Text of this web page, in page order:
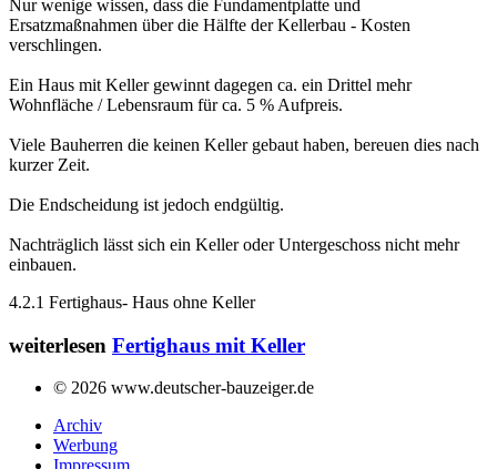
Nur wenige wissen, dass die Fundamentplatte und
Ersatzmaßnahmen über die Hälfte der Kellerbau - Kosten
verschlingen.
Ein Haus mit Keller gewinnt dagegen ca. ein Drittel mehr
Wohnfläche / Lebensraum für ca. 5 % Aufpreis.
Viele Bauherren die keinen Keller gebaut haben, bereuen dies nach
kurzer Zeit.
Die Endscheidung ist jedoch endgültig.
Nachträglich lässt sich ein Keller oder Untergeschoss nicht mehr
einbauen.
4.2.1 Fertighaus- Haus ohne Keller
weiterlesen Fertighaus mit Keller
© 2026 www.deutscher-bauzeiger.de
Archiv
Werbung